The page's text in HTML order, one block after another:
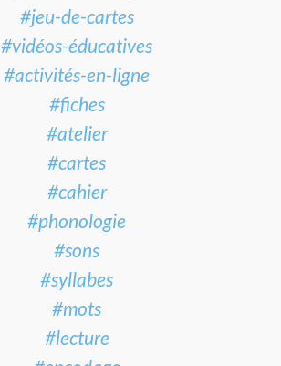
#jeu-de-cartes
#vidéos-éducatives
#activités-en-ligne
#fiches
#atelier
#cartes
#cahier
#phonologie
#sons
#syllabes
#mots
#lecture